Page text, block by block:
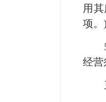
用
项。)
经营